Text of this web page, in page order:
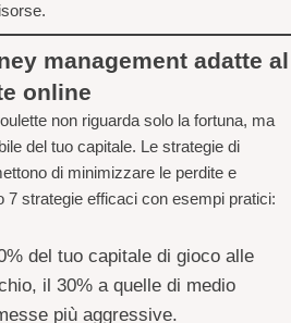
management adatte al
online
non riguarda solo la fortuna, ma
del tuo capitale. Le strategie di
di minimizzare le perdite e
strategie efficaci con esempi pratici:
del tuo capitale di gioco alle
il 30% a quelle di medio
più aggressive.